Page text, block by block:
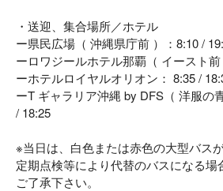
・送迎、集合場所／ホテル
ー県民広場（ 沖縄県庁前 ）：8:10 /
ーロワジールホテル那覇（ イースト
ーホテルロイヤルオリオン： 8:35 /
ーT ギャラリア沖縄 by DFS（ 洋服の
/ 18:25
※当日は、白色または赤色の大型バス
定期点検等により代替のバスになる場
ご了承下さい。